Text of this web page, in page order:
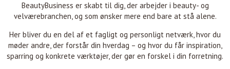
BeautyBusiness er skabt til dig, der arbejder i beauty- og
velværebranchen, og som ønsker mere end bare at stå alene.
Her bliver du en del af et fagligt og personligt netværk, hvor du
møder andre, der forstår din hverdag – og hvor du får inspiration,
sparring og konkrete værktøjer, der gør en forskel i din forretning.